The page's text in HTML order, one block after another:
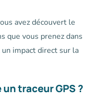
avez découvert le
que vous prenez dans
impact direct sur la
traceur GPS ?